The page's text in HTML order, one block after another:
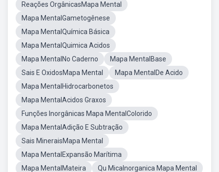
Reações OrgânicasMapa Mental
Mapa MentalGametogênese
Mapa MentalQuímica Básica
Mapa MentalQuimica Acidos
Mapa MentalNo Caderno
Mapa MentalBase
Sais E OxidosMapa Mental
Mapa MentalDe Acido
Mapa MentalHidrocarbonetos
Mapa MentalAcidos Graxos
Funções Inorgânicas Mapa MentalColorido
Mapa MentalAdição E Subtração
Sais MineraisMapa Mental
Mapa MentalExpansão Marítima
Mapa MentalMateira
Qu MicaInorganica Mapa Mental